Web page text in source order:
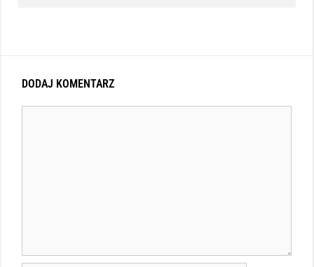
DODAJ KOMENTARZ